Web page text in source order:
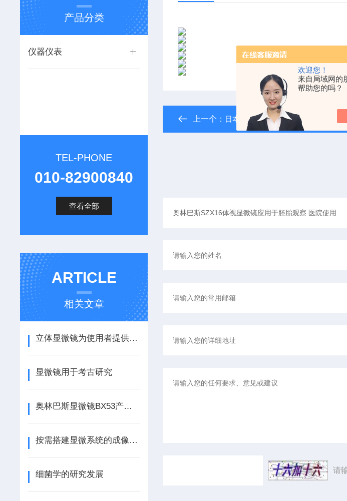
欢迎您！
来自局域网的
帮助您的吗？
产品分类
仪器仪表
TEL-PHONE
010-82900840
查看全部
ARTICLE
相关文章
立体显微镜为使用者提供了一种直观、立体的观察体验
显微镜用于考古研究
奥林巴斯显微镜BX53产品介绍
按需搭建显微系统的成像方法
细菌学的研究发展
上一个： 日本奥林巴斯GX53倒置金相显微镜应用于大样品金
请